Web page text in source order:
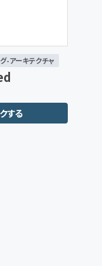
-アーキテクチャ
する